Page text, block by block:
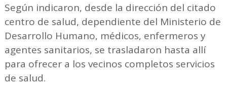
Según indicaron, desde la dirección del citado
centro de salud, dependiente del Ministerio de
Desarrollo Humano, médicos, enfermeros y
agentes sanitarios, se trasladaron hasta allí
para ofrecer a los vecinos completos servicios
de salud.